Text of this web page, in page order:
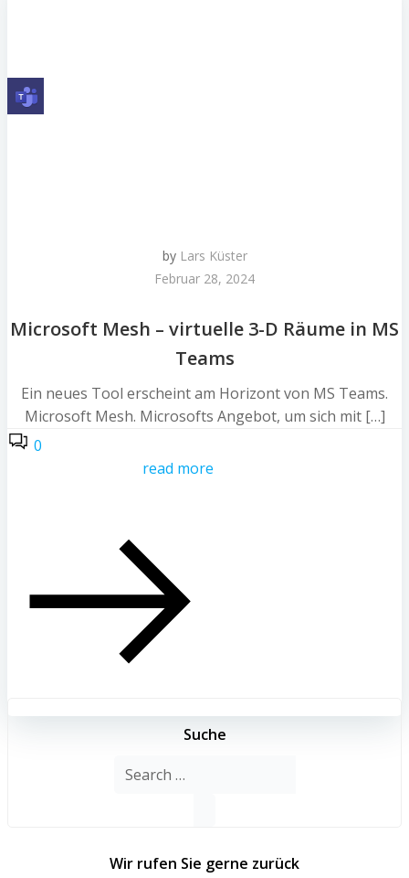
by Lars Küster
Februar 28, 2024
Microsoft Mesh – virtuelle 3-D Räume in MS
Teams
Ein neues Tool erscheint am Horizont von MS Teams.
Microsoft Mesh. Microsofts Angebot, um sich mit […]
0
read more
Suche
Search
Wir rufen Sie gerne zurück